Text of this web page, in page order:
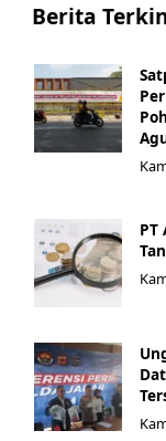
Berita
PT